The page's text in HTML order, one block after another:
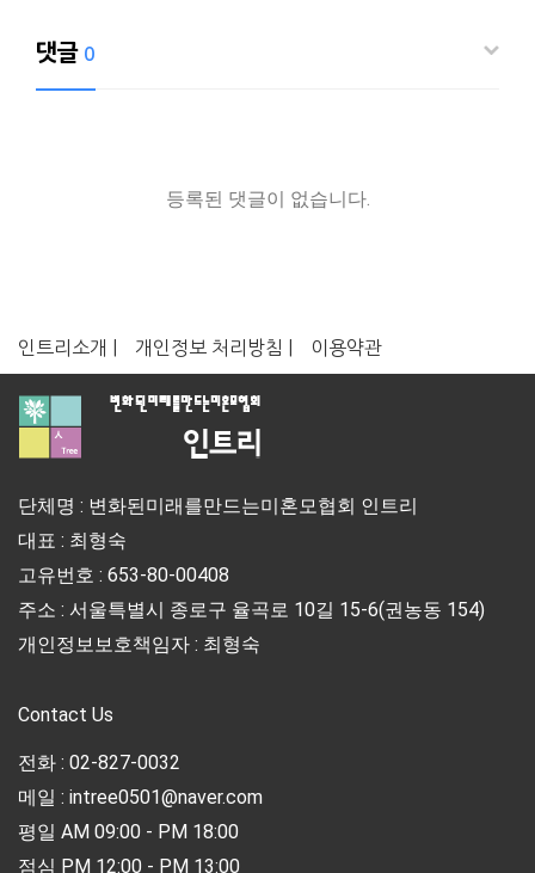
댓글 0
등록된 댓글이 없습니다.
인트리소개 | 개인정보 처리방침 | 이용약관
단체명 : 변화된미래를만드는미혼모협회 인트리
대표 : 최형숙
고유번호 : 653-80-00408
주소 : 서울특별시 종로구 율곡로 10길 15-6(권농동 154)
개인정보보호책임자 : 최형숙
Contact Us
전화 : 02-827-0032
메일 : intree0501@naver.com
평일 AM 09:00 - PM 18:00
점심 PM 12:00 - PM 13:00